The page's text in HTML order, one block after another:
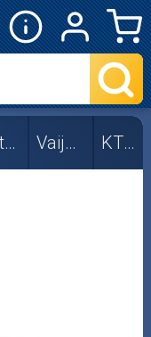
Hallintalaitteet Vaijerit KTM